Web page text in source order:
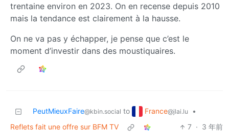
trentaine environ en 2023. On en recense depuis 2010
mais la tendance est clairement à la hausse.
On ne va pas y échapper, je pense que c’est le
moment d’investir dans des moustiquaires.
PeutMieuxFaire@kbin.social to France@jlai.lu
•
Reflets fait une offre sur BFM TV
7 · 3 年前